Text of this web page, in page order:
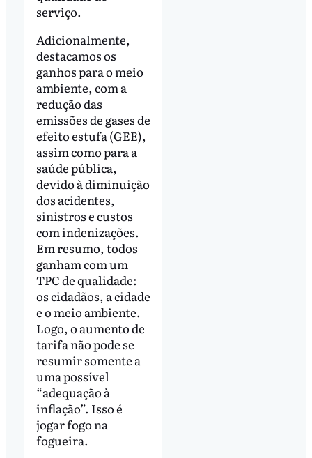
serviço.
Adicionalmente,
destacamos os
ganhos para o meio
ambiente, com a
redução das
emissões de gases de
efeito estufa (GEE),
assim como para a
saúde pública,
devido à diminuição
dos acidentes,
sinistros e custos
com indenizações.
Em resumo, todos
ganham com um
TPC de qualidade:
os cidadãos, a cidade
e o meio ambiente.
Logo, o aumento de
tarifa não pode se
resumir somente a
uma possível
“adequação à
inflação”. Isso é
jogar fogo na
fogueira.